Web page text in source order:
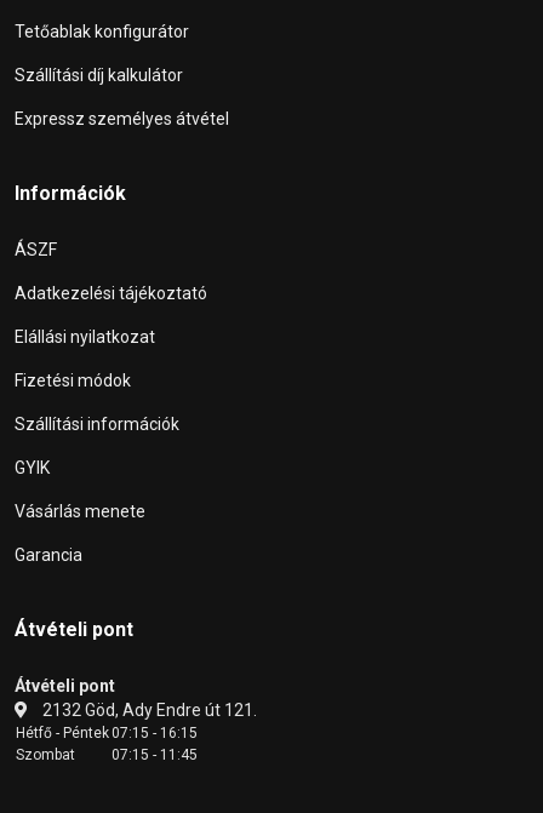
Tetőablak konfigurátor
Szállítási díj kalkulátor
Expressz személyes átvétel
Információk
ÁSZF
Adatkezelési tájékoztató
Elállási nyilatkozat
Fizetési módok
Szállítási információk
GYIK
Vásárlás menete
Garancia
Átvételi pont
Átvételi pont
2132 Göd, Ady Endre út 121.
Hétfő - Péntek07:15 - 16:15
Szombat
07:15 - 11:45